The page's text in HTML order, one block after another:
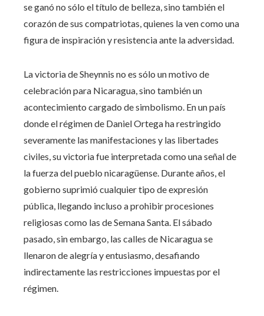
se ganó no sólo el título de belleza, sino también el
corazón de sus compatriotas, quienes la ven como una
figura de inspiración y resistencia ante la adversidad.
La victoria de Sheynnis no es sólo un motivo de
celebración para Nicaragua, sino también un
acontecimiento cargado de simbolismo. En un país
donde el régimen de Daniel Ortega ha restringido
severamente las manifestaciones y las libertades
civiles, su victoria fue interpretada como una señal de
la fuerza del pueblo nicaragüense. Durante años, el
gobierno suprimió cualquier tipo de expresión
pública, llegando incluso a prohibir procesiones
religiosas como las de Semana Santa. El sábado
pasado, sin embargo, las calles de Nicaragua se
llenaron de alegría y entusiasmo, desafiando
indirectamente las restricciones impuestas por el
régimen.